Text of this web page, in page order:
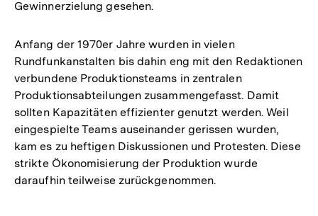
Gewinnerzielung gesehen.
Anfang der 1970er Jahre wurden in vielen
Rundfunkanstalten bis dahin eng mit den Redaktionen
verbundene Produktionsteams in zentralen
Produktionsabteilungen zusammengefasst. Damit
sollten Kapazitäten effizienter genutzt werden. Weil
eingespielte Teams auseinander gerissen wurden,
kam es zu heftigen Diskussionen und Protesten. Diese
strikte Ökonomisierung der Produktion wurde
daraufhin teilweise zurückgenommen.